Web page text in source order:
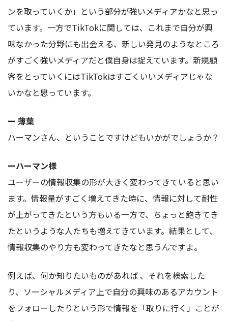
ンを取っていくか」という部分が強いメディアかなと思っ
ています。一方でTikTokに関しては、これまで自分が興
味なかった分野にも出会える、新しい発見のようなところ
がすごく強いメディアだと僕自身は捉えています。新規顧
客をとっていくにはTikTokはすごくいいメディアじゃな
いかなと思っています。
ー 薄葉
ハーマンさん、ということですけどもいかがでしょうか？
ーハーマン様
ユーザーの情報収集の形が大きく変わってきていると思い
ます。情報量がすごく増えてきた時に、情報に対して耐性
が上がってきたという方もいる一方で、ちょっと飽きてき
たというような人たちも増えてきています。結果として、
情報収集のやり方も変わってきたなと思うんですよ。
例えば、何か知りたいものがあれば 、それを検索した
り、ソーシャルメディア上で自分の興味のあるアカウント
をフォローしたりという形で情報を「取りに行く」ことが